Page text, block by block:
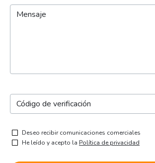
Mensaje
Código de verificación
Deseo recibir comunicaciones comerciales
He leído y acepto la Política de privacidad